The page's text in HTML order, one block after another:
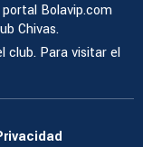
Bolavip.com
Chivas.
club. Para visitar el